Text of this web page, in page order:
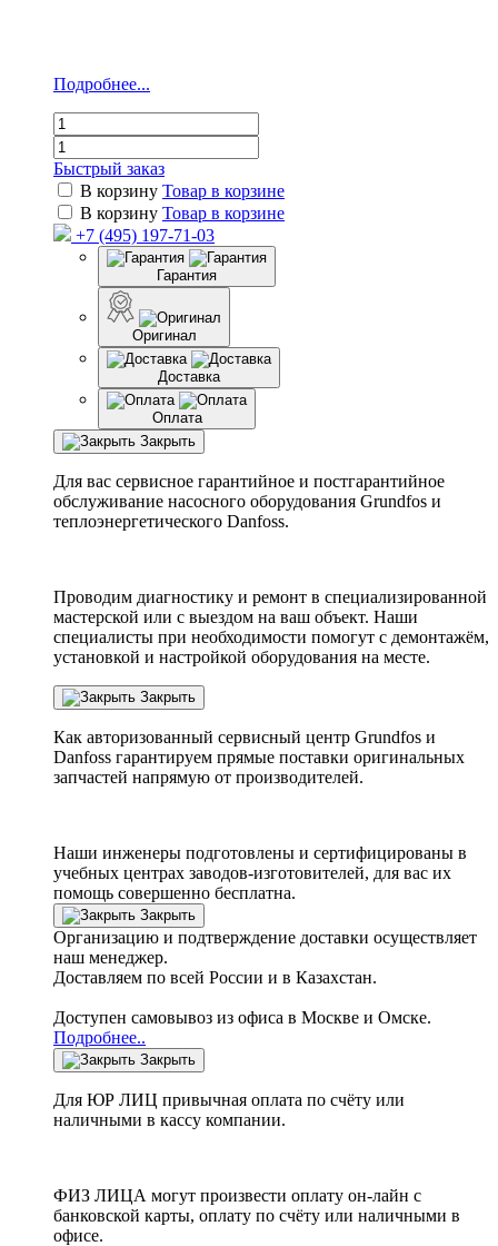
Подробнее...
Быстрый заказ
В корзину Товар в корзине
В корзину Товар в корзине
+7 (495) 197-71-03
Гарантия
Оригинал
Доставка
Оплата
Закрыть
Для вас сервисное гарантийное и постгарантийное
обслуживание насосного оборудования Grundfos и
теплоэнергетического Danfoss.
Проводим диагностику и ремонт в специализированной
мастерской или с выездом на ваш объект. Наши
специалисты при необходимости помогут с демонтажём,
установкой и настройкой оборудования на месте.
Закрыть
Как авторизованный сервисный центр Grundfos и
Danfoss гарантируем прямые поставки оригинальных
запчастей напрямую от производителей.
Наши инженеры подготовлены и сертифицированы в
учебных центрах заводов-изготовителей, для вас их
помощь совершенно бесплатна.
Закрыть
Организацию и подтверждение доставки осуществляет
наш менеджер.
Доставляем по всей России и в Казахстан.
Доступен самовывоз из офиса в Москве и Омске.
Подробнее..
Закрыть
Для ЮР ЛИЦ привычная оплата по счёту или
наличными в кассу компании.
ФИЗ ЛИЦА могут произвести оплату он-лайн с
банковской карты, оплату по счёту или наличными в
офисе.